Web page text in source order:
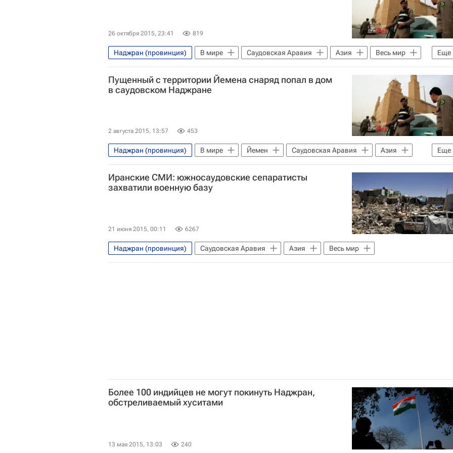
26 октября 2015, 23:41 819
Еще
Наджран (провинция) В мире Саудовская Аравия Азия
Весь мир
Исламское государство*
Пущенный с территории Йемена снаряд попал в дом
в саудовском Наджране
2 августа 2015, 13:57 453
Еще
Наджран (провинция) В мире Йемен Саудовская Аравия
Азия
Весь мир
Иранские СМИ: южносаудовские сепаратисты
захватили военную базу
21 июня 2015, 00:11 6267
Наджран (провинция) Саудовская Аравия Азия Весь мир
Более 100 индийцев не могут покинуть Наджран,
обстреливаемый хуситами
13 мая 2015, 13:03 240